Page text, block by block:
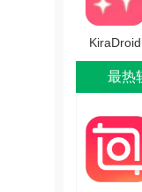
KiraDroid
安卓免费
版 V2.3.1
最热